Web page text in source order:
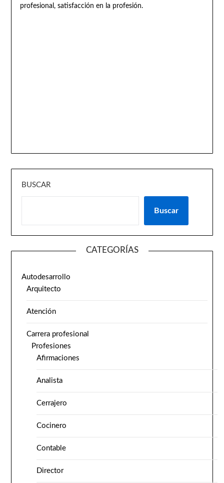
profesional, satisfacción en la profesión.
BUSCAR
Buscar
CATEGORÍAS
Autodesarrollo
Arquitecto
Atención
Carrera profesional
Profesiones
Afirmaciones
Analista
Cerrajero
Cocinero
Contable
Director